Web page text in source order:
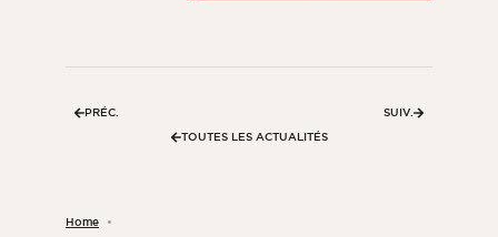
TOUTES LES ACTUALITÉS
PRÉC. SUIV.
Home